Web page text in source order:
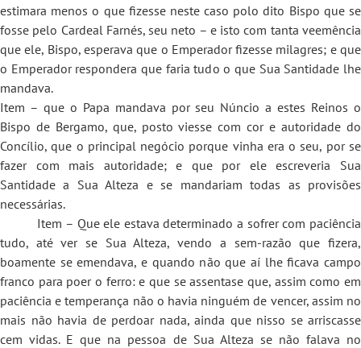
estimara menos o que fizesse neste caso polo dito Bispo que se
fosse pelo Cardeal Farnés, seu neto – e isto com tanta veemência
que ele, Bispo, esperava que o Emperador fizesse milagres; e que
o Emperador respondera que faria tudo o que Sua Santidade lhe
mandava.
Item – que o Papa mandava por seu Núncio a estes Reinos o
Bispo de Bergamo, que, posto viesse com cor e autoridade do
Concílio, que o principal negócio porque vinha era o seu, por se
fazer com mais autoridade; e que por ele escreveria Sua
Santidade a Sua Alteza e se mandariam todas as provisões
necessárias.
Item – Que ele estava determinado a sofrer com paciência
tudo, até ver se Sua Alteza, vendo a sem-razão que fizera,
boamente se emendava, e quando não que aí lhe ficava campo
franco para poer o ferro: e que se assentase que, assim como em
paciência e temperança não o havia ninguém de vencer, assim no
mais não havia de perdoar nada, ainda que nisso se arriscasse
cem vidas. E que na pessoa de Sua Alteza se não falava no